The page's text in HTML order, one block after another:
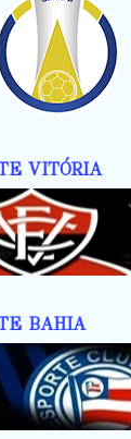
VITÓRIA
BAHIA